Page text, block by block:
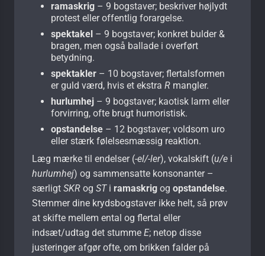
ramaskrig – 9 bogstaver; beskriver højlydt
protest eller offentlig forargelse.
spektakel – 9 bogstaver; konkret bulder &
bragen, men også ballade i overført
betydning.
spektakler – 10 bogstaver; flertalsformen
er guld værd, hvis et ekstra R mangler.
hurlumhej – 9 bogstaver; kaotisk larm eller
forvirring, ofte brugt humoristisk.
opstandelse – 12 bogstaver; voldsom uro
eller stærk følelsesmæssig reaktion.
Læg mærke til endelser (-el/-ler), vokalskift (u/e i
hurlumhej) og sammensatte konsonanter –
særligt SKR og STi ramaskrig og opstandelse.
Stemmer dine krydsbogstaver ikke helt, så prøv
at skifte mellem ental og flertal eller
indsæt/udtag det stumme E; netop disse
justeringer afgør ofte, om brikken falder på